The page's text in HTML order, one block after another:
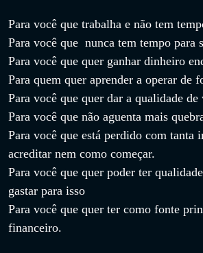
Para você que trabalha e não tem
Para você que  nunca tem tempo para
Para você que quer ganhar dinheiro
Para quem quer aprender a operar de
Para você que quer dar a qualidade
Para você que não aguenta mais
Para você que está perdido com tanta
acreditar nem como começar.
Para você que quer poder ter
gastar para isso
Para você que quer ter como fonte
financeiro.